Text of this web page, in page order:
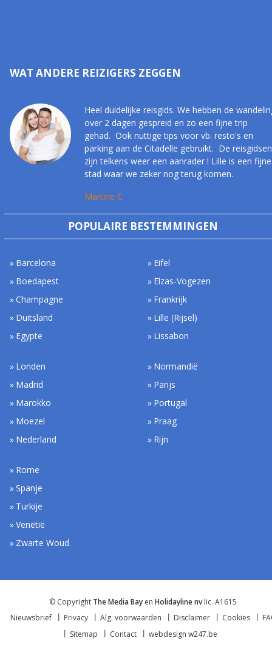
WAT ANDERE REIZIGERS ZEGGEN
Heel duidelijke reisgids. We hebben de
over 2 dagen gespreid en zo een fijne trip
gehad. Ook nuttige tips voor vb. resto's en
parking aan de Citadelle gebruikt. De reisgidsen
zijn telkens weer een aanrader ! Lille is een fijne
stad waar we zeker nog terug komen.
Martine C
POPULAIRE BESTEMMINGEN
Barcelona
Boedapest
Champagne
Duitsland
Egypte
Eifel
Elzas-Vogezen
Frankrijk
Lille (Rijsel)
Lissabon
Londen
Madrid
Marokko
Moezel
Nederland
Normandië
Parijs
Portugal
Praag
Rijn
Rome
Spanje
Turkije
Venetië
Zwarte Woud
© Copyright The Media Bay en Holidayline nvlic. A1615
Nieuwsbrief
Privacy Alg. voorwaarden Disclaimer Cookies
Sitemap
Contact webdesign w247.be